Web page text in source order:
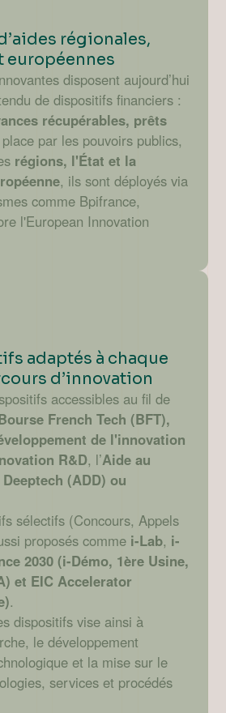
régionales,
européennes
disposent aujourd’hui
de dispositifs financiers :
récupérables, prêts
par les pouvoirs publics,
régions, l'État et la
, ils sont déployés via
comme Bpifrance,
l'European Innovation
adaptés à chaque
d’innovation
accessibles au fil de
French Tech (BFT),
de l'innovation
R&D, l’Aide au
(ADD) ou
sélectifs (Concours, Appels
proposés comme i-Lab, i-
2030 (i-Démo, 1ère Usine,
et EIC Accelerator
.
dispositifs vise ainsi à
le développement
et la mise sur le
services et procédés